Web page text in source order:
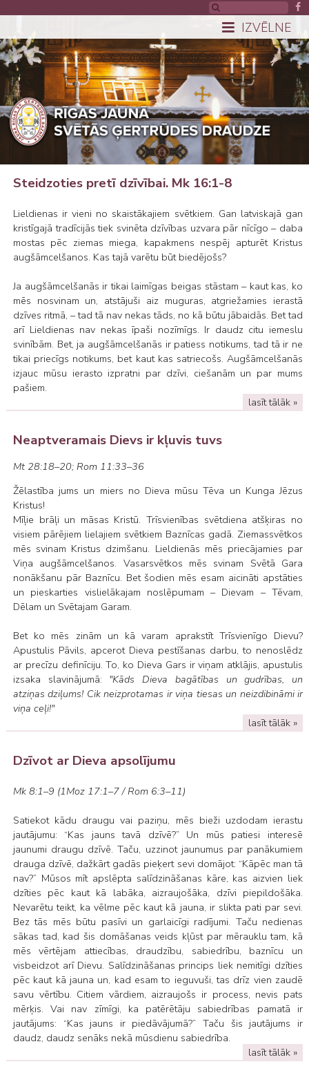
IZVĒLNE
Steidzoties pretī dzīvībai. Mk 16:1-8
Lieldienas ir vieni no skaistākajiem svētkiem. Gan latviskajā gan
kristīgajā tradīcijās tiek svinēta dzīvības uzvara pār nīcīgo – daba
mostas pēc ziemas miega, kapakmens nespēj apturēt Kristus
augšāmcelšanos. Kas tajā varētu būt biedējošs?
Ja augšāmcelšanās ir tikai laimīgas beigas stāstam – kaut kas, ko
mēs nosvinam un, atstājuši aiz muguras, atgriežamies ierastā
dzīves ritmā, – tad tā nav nekas tāds, no kā būtu jābaidās. Bet tad
arī Lieldienas nav nekas īpaši nozīmīgs. Ir daudz citu iemeslu
svinībām. Bet, ja augšāmcelšanās ir patiess notikums, tad tā ir ne
tikai priecīgs notikums, bet kaut kas satriecošs. Augšāmcelšanās
izjauc mūsu ierasto izpratni par dzīvi, ciešanām un par mums
pašiem.
lasīt tālāk »
Neaptveramais Dievs ir kļuvis tuvs
Mt 28:18–20; Rom 11:33–36
Žēlastība jums un miers no Dieva mūsu Tēva un Kunga Jēzus
Kristus!
Mīļie brāļi un māsas Kristū. Trīsvienības svētdiena atšķiras no
visiem pārējiem lielajiem svētkiem Baznīcas gadā. Ziemassvētkos
mēs svinam Kristus dzimšanu. Lieldienās mēs priecājamies par
Viņa augšāmcelšanos. Vasarsvētkos mēs svinam Svētā Gara
nonākšanu pār Baznīcu. Bet šodien mēs esam aicināti apstāties
un pieskarties vislielākajam noslēpumam – Dievam – Tēvam,
Dēlam un Svētajam Garam.
Bet ko mēs zinām un kā varam aprakstīt Trīsvienīgo Dievu?
Apustulis Pāvils, apcerot Dieva pestīšanas darbu, to nenoslēdz
ar precīzu definīciju. To, ko Dieva Gars ir viņam atklājis, apustulis
izsaka slavinājumā: "Kāds Dieva bagātības un gudrības, un
atziņas dziļums! Cik neizprotamas ir viņa tiesas un neizdibināmi ir
viņa ceļi!"
lasīt tālāk »
Dzīvot ar Dieva apsolījumu
Mk 8:1–9 (1Moz 17:1–7 / Rom 6:3–11)
Satiekot kādu draugu vai paziņu, mēs bieži uzdodam ierastu
jautājumu: “Kas jauns tavā dzīvē?” Un mūs patiesi interesē
jaunumi draugu dzīvē. Taču, uzzinot jaunumus par panākumiem
drauga dzīvē, dažkārt gadās pieķert sevi domājot: “Kāpēc man tā
nav?” Mūsos mīt apslēpta salīdzināšanas kāre, kas aizvien liek
dzīties pēc kaut kā labāka, aizraujošāka, dzīvi piepildošāka.
Nevarētu teikt, ka vēlme pēc kaut kā jauna, ir slikta pati par sevi.
Bez tās mēs būtu pasīvi un garlaicīgi radījumi. Taču nedienas
sākas tad, kad šis domāšanas veids kļūst par mērauklu tam, kā
mēs vērtējam attiecības, draudzību, sabiedrību, baznīcu un
visbeidzot arī Dievu. Salīdzināšanas princips liek nemitīgi dzīties
pēc kaut kā jauna un, kad esam to ieguvuši, tas drīz vien zaudē
savu vērtību. Citiem vārdiem, aizraujošs ir process, nevis pats
mērķis. Vai nav zīmīgi, ka patērētāju sabiedrības pamatā ir
jautājums: “Kas jauns ir piedāvājumā?” Taču šis jautājums ir
daudz, daudz senāks nekā mūsdienu sabiedrība.
lasīt tālāk »